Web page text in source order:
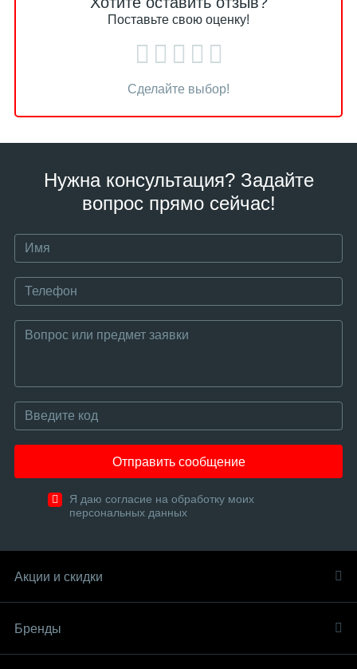
Поставьте свою оценку!
Сделайте выбор!
Нужна консультация? Задайте
вопрос прямо сейчас!
Отправить сообщение
Я даю согласие на обработку моих
персональных данных
Акции и скидки
Бренды